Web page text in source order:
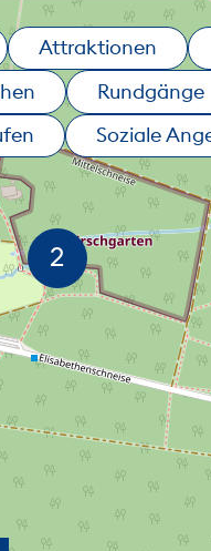
Attraktionen
Rundgänge
Soziale